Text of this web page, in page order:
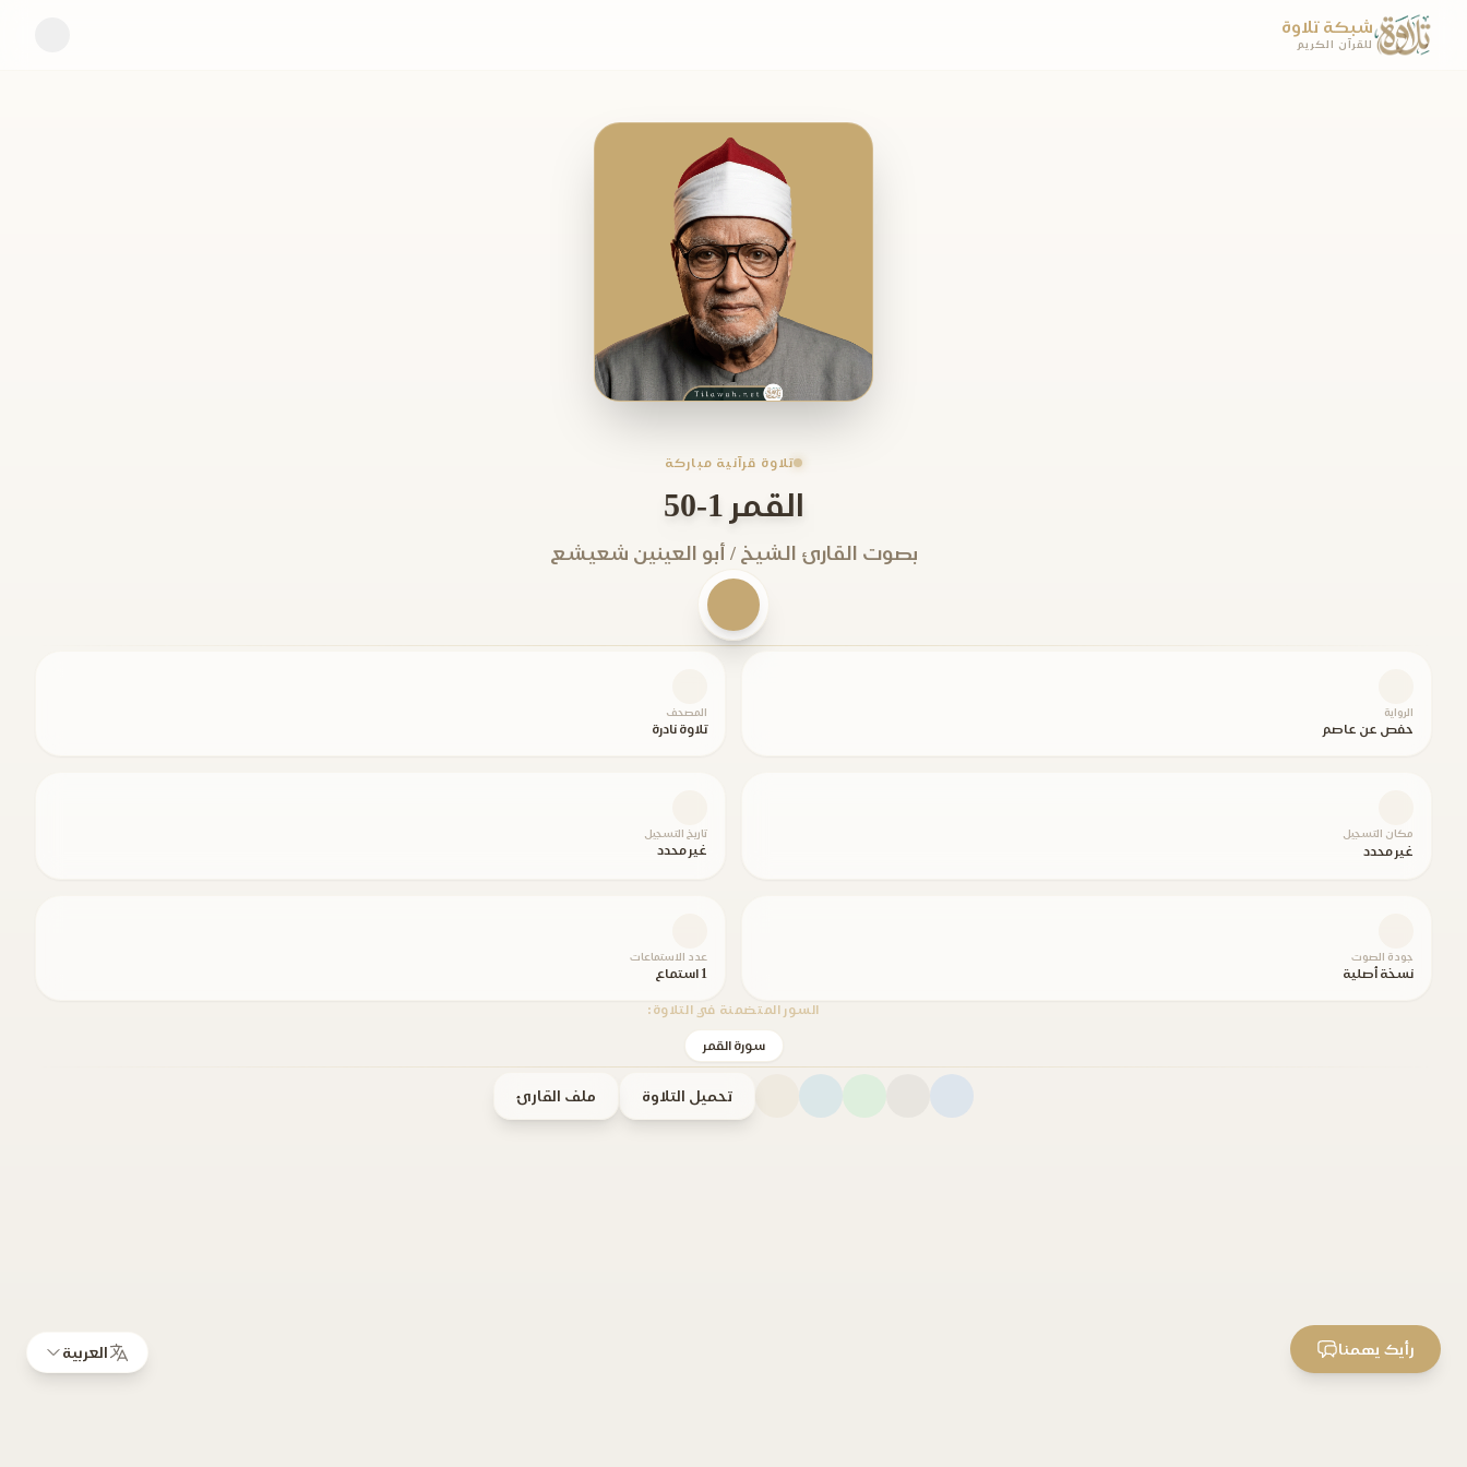
شبكة تلاوة
للقرآن الكريم
تلاوة قرآنية مباركة
القمر 1-50
بصوت القارئ الشيخ / أبو العينين شعيشع
الرواية
حفص عن عاصم
المصحف
تلاوة نادرة
مكان التسجيل
غير محدد
تاريخ التسجيل
غير محدد
جودة الصوت
نسخة أصلية
عدد الاستماعات
1 استماع
السور المتضمنة في التلاوة:
سورة القمر
تحميل التلاوة ملف القارئ
العربية رأيك يهمنا